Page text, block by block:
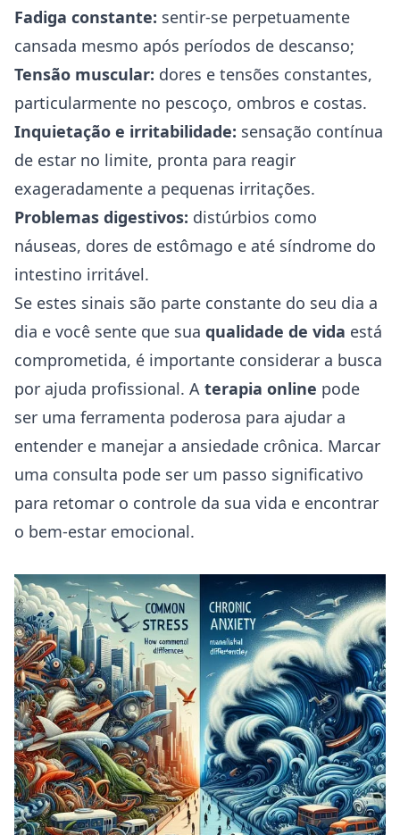
Fadiga constante: sentir-se perpetuamente
cansada mesmo após períodos de descanso;
Tensão muscular: dores e tensões constantes,
particularmente no pescoço, ombros e costas.
Inquietação e irritabilidade: sensação contínua
de estar no limite, pronta para reagir
exageradamente a pequenas irritações.
Problemas digestivos: distúrbios como
náuseas, dores de estômago e até síndrome do
intestino irritável.
Se estes sinais são parte constante do seu dia a
dia e você sente que sua qualidade de vida está
comprometida, é importante considerar a busca
por ajuda profissional. A terapia online pode
ser uma ferramenta poderosa para ajudar a
entender e manejar a ansiedade crônica. Marcar
uma consulta pode ser um passo significativo
para retomar o controle da sua vida e encontrar
o bem-estar emocional.